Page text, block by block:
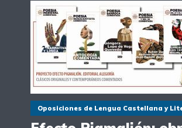
Oposiciones de Lengua Castellana y